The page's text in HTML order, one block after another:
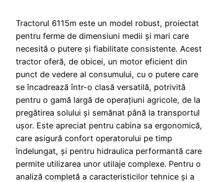
Tractorul 6115m este un model robust, proiectat
pentru ferme de dimensiuni medii și mari care
necesită o putere și fiabilitate consistente. Acest
tractor oferă, de obicei, un motor eficient din
punct de vedere al consumului, cu o putere care
se încadrează într-o clasă versatilă, potrivită
pentru o gamă largă de operațiuni agricole, de la
pregătirea solului și semănat până la transportul
ușor. Este apreciat pentru cabina sa ergonomică,
care asigură confort operatorului pe timp
îndelungat, și pentru hidraulica performantă care
permite utilizarea unor utilaje complexe. Pentru o
analiză completă a caracteristicilor tehnice și a